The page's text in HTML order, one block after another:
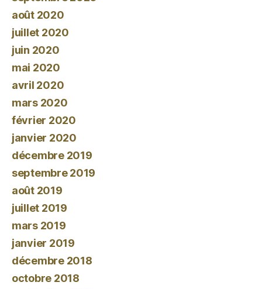
août 2020
juillet 2020
juin 2020
mai 2020
avril 2020
mars 2020
février 2020
janvier 2020
décembre 2019
septembre 2019
août 2019
juillet 2019
mars 2019
janvier 2019
décembre 2018
octobre 2018